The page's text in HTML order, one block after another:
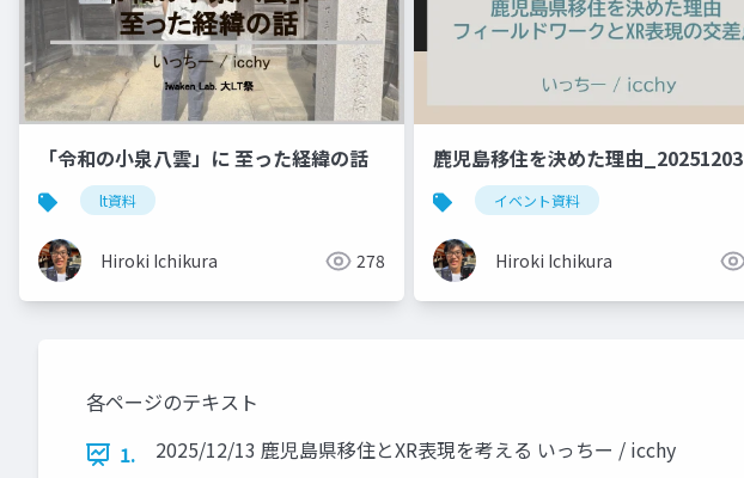
「令和の小泉八雲」に 至った経緯の話
lt資料
Hiroki Ichikura 278
鹿児島移住を決めた理由_20251203
イベント資料
Hiroki Ichikura
各ページのテキスト
1.
2025/12/13 鹿児島県移住とXR表現を考える いっちー / icchy